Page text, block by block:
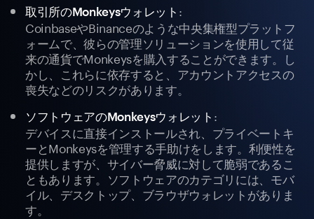
取引所のMonkeysウォレット :
CoinbaseやBinanceのような中央集権型プラットフ
ォームで、彼らの管理ソリューションを使用して従
来の通貨でMonkeysを購入することができます。し
かし、これらに依存すると、アカウントアクセスの
喪失などのリスクがあります。
ソフトウェアのMonkeysウォレット :
デバイスに直接インストールされ、プライベートキ
ーとMonkeysを管理する手助けをします。利便性を
提供しますが、サイバー脅威に対して脆弱であるこ
ともあります。ソフトウェアのカテゴリには、モバ
イル、デスクトップ、ブラウザウォレットがありま
す。